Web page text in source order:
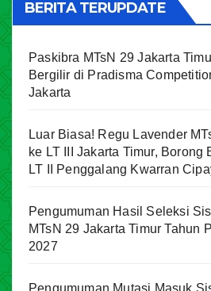
BERITA TERUPDATE
Paskibra MTsN 29 Jakarta
Bergilir di Pradisma
Jakarta
Luar Biasa! Regu Lavender
ke LT III Jakarta Timur, Borong
LT II Penggalang Kwarran
Pengumuman Hasil Seleksi
MTsN 29 Jakarta Timur Tahun
2027
Pengumuman Mutasi Masuk